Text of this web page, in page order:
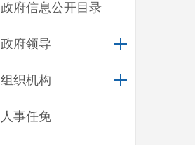
政府信息公开目录
政府领导
组织机构
人事任免